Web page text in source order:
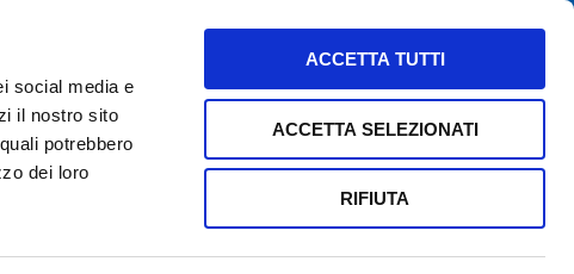
social media e
il nostro sito
potrebbero
dei loro
ACCETTA TUTTI
ACCETTA SELEZIONATI
RIFIUTA
MAPPE PARCHEGGI CONTATTI
ULTIME NEWS